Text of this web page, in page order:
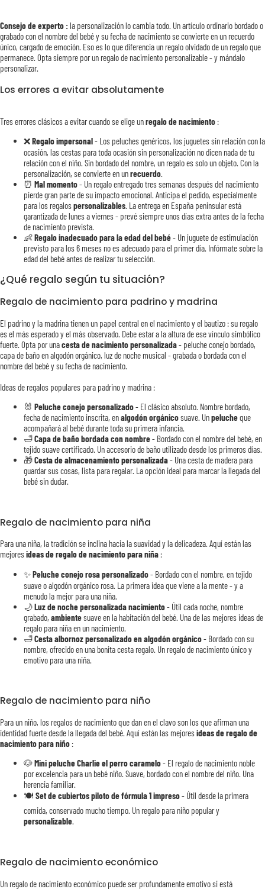
Consejo de experto :la personalización lo cambia todo. Un artículo ordinario bordado o
grabado con el nombre del bebé y su fecha de nacimiento se convierte en un recuerdo
único, cargado de emoción. Eso es lo que diferencia un regalo olvidado de un regalo que
permanece. Opta siempre por un regalo de nacimiento personalizable - y mándalo
personalizar.
Los errores a evitar absolutamente
Tres errores clásicos a evitar cuando se elige unregalo de nacimiento :
❌Regalo impersonal- Los peluches genéricos, los juguetes sin relación con la
ocasión, las cestas para toda ocasión sin personalización no dicen nada de tu
relación con el niño. Sin bordado del nombre, un regalo es solo un objeto. Con la
personalización, se convierte en unrecuerdo.
⏰ Mal momento- Un regalo entregado tres semanas después del nacimiento
pierde gran parte de su impacto emocional. Anticipa el pedido, especialmente
para los regalospersonalizables. La entrega en España peninsular está
garantizada de lunes a viernes - prevé siempre unos días extra antes de la fecha
de nacimiento prevista.
👶Regalo inadecuado para la edad del bebé- Un juguete de estimulación
previsto para los 6 meses no es adecuado para el primer día. Infórmate sobre la
edad del bebé antes de realizar tu selección.
¿Qué regalo según tu situación?
Regalo de nacimiento para padrino y madrina
El padrino y la madrina tienen un papel central en el nacimiento y el bautizo : su regalo
es el más esperado y el más observado. Debe estar a la altura de ese vínculo simbólico
fuerte. Opta por unacesta de nacimiento personalizada- peluche conejo bordado,
capa de baño en algodón orgánico, luz de noche musical - grabada o bordada con el
nombre del bebé y su fecha de nacimiento.
Ideas de regalos populares para padrino y madrina :
🐰 Peluche conejo personalizado- El clásico absoluto. Nombre bordado,
fecha de nacimiento inscrita, enalgodón orgánicosuave. Unpelucheque
acompañará al bebé durante toda su primera infancia.
🛁Capa de baño bordada con nombre- Bordado con el nombre del bebé, en
tejido suave certificado. Un accesorio de baño utilizado desde los primeros días.
🎁Cesta de almacenamiento personalizada- Una cesta de madera para
guardar sus cosas, lista para regalar. La opción ideal para marcar la llegada del
bebé sin dudar.
Regalo de nacimiento para niña
Para una niña, la tradición se inclina hacia la suavidad y la delicadeza. Aquí están las
mejoresideas de regalo de nacimiento para niña :
✨Peluche conejo rosa personalizado- Bordado con el nombre, en tejido
suave o algodón orgánico rosa. La primera idea que viene a la mente - y a
menudo la mejor para una niña.
🌙Luz de noche personalizada nacimiento- Útil cada noche, nombre
grabado, ambientesuave en la habitación del bebé. Una de las mejores ideas de
regalo para niña en un nacimiento.
🛁Cesta albornoz personalizado en algodón orgánico- Bordado con su
nombre, ofrecido en una bonita cesta regalo. Un regalo de nacimiento único y
emotivo para una niña.
Regalo de nacimiento para niño
Para un niño, los regalos de nacimiento que dan en el clavo son los que afirman una
identidad fuerte desde la llegada del bebé. Aquí están las mejoresideas de regalo de
nacimiento para niño :
🐶Mini peluche Charlie el perro caramelo- El regalo de nacimiento noble
por excelencia para un bebé niño. Suave, bordado con el nombre del niño. Una
herencia familiar.
🍽️ Set de cubiertos piloto de fórmula 1 impreso- Útil desde la primera
comida, conservado mucho tiempo. Un regalo para niño popular y
personalizable.
Regalo de nacimiento económico
Un regalo de nacimiento económico puede ser profundamente emotivo si está